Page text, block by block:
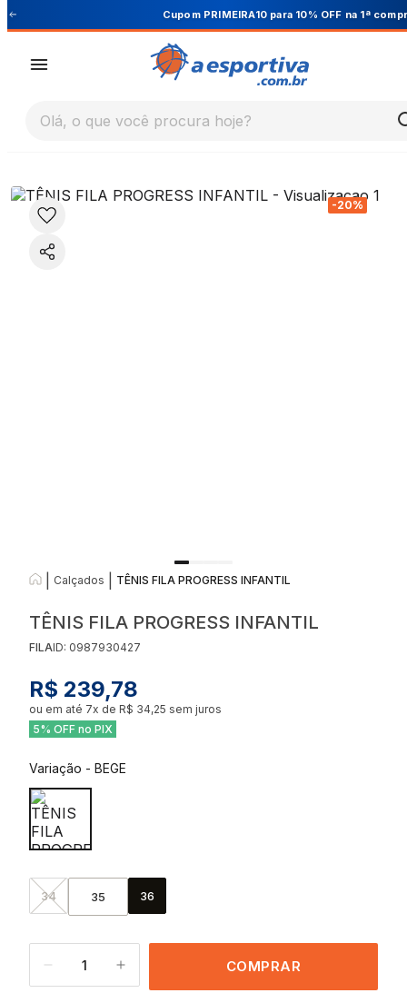
Cupom PRIMEIRA10 para 10% OFF na 1ª compra
Olá, o que você procura hoje?
-20%
Calçados TÊNIS FILA PROGRESS INFANTIL
TÊNIS FILA PROGRESS INFANTIL
FILAID: 0987930427
R$ 239,78
ou em até 7x de R$ 34,25 sem juros
5% OFF no PIX
Variação - BEGE
34 35 36
1 COMPRAR